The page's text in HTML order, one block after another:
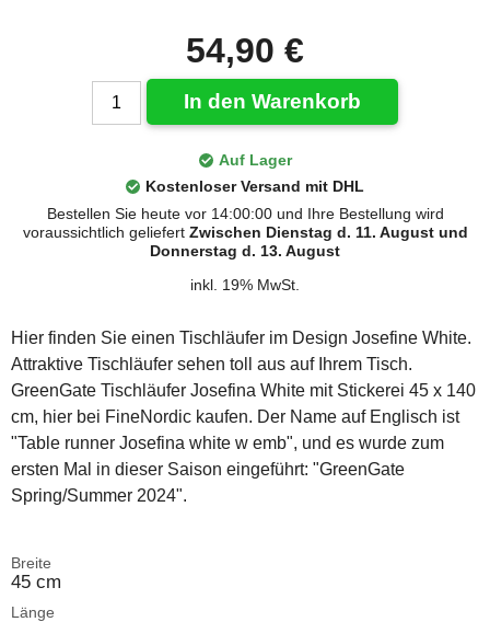
54,90 €
In den Warenkorb
Auf Lager
Kostenloser Versand mit DHL
Bestellen Sie heute vor 14:00:00 und Ihre Bestellung wird
voraussichtlich geliefert Zwischen Dienstag d. 11. August und
Donnerstag d. 13. August
inkl. 19% MwSt.
Hier finden Sie einen Tischläufer im Design Josefine White.
Attraktive Tischläufer sehen toll aus auf Ihrem Tisch.
GreenGate Tischläufer Josefina White mit Stickerei 45 x 140
cm, hier bei FineNordic kaufen. Der Name auf Englisch ist
"Table runner Josefina white w emb", und es wurde zum
ersten Mal in dieser Saison eingeführt: "GreenGate
Spring/Summer 2024".
Breite
45 cm
Länge